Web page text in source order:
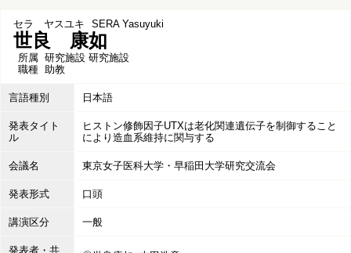
セラ ヤスユキ SERA Yasuyuki
世良 康如
所属 研究施設 研究施設
職種 助教
言語種別 日本語
発表タイト
ル
ヒストン修飾因子UTXは老化関連遺伝子を制御すること
により造血系維持に関与する
会議名 東京女子医科大学・早稲田大学研究交流会
発表形式 口頭
講演区分 一般
発表者・共